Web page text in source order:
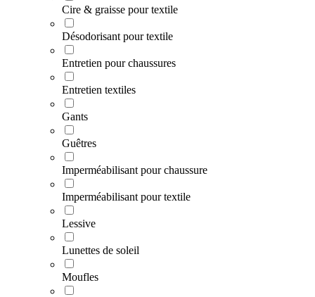
Cire & graisse pour textile
Désodorisant pour textile
Entretien pour chaussures
Entretien textiles
Gants
Guêtres
Imperméabilisant pour chaussure
Imperméabilisant pour textile
Lessive
Lunettes de soleil
Moufles